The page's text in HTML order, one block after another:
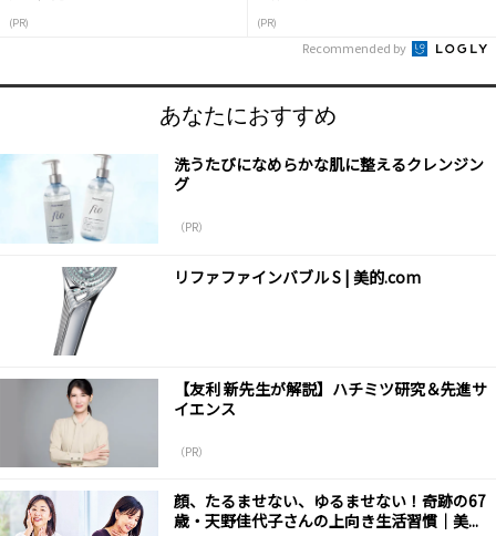
(PR) (PR)
Recommended by
あなたにおすすめ
洗うたびになめらかな肌に整えるクレンジン
グ
（PR）
リファファインバブル S | 美的.com
【友利 新先生が解説】ハチミツ研究＆先進サ
イエンス
（PR）
顔、たるませない、ゆるませない！奇跡の67
歳・天野佳代子さんの上向き生活習慣｜美...